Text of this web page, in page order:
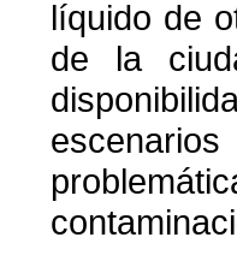
líquido de
de la